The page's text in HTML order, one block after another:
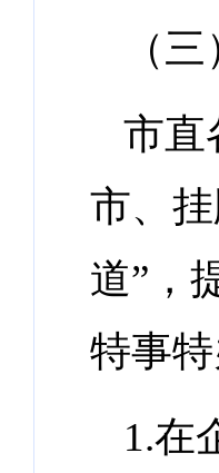
（
市直
市、
道”，
特事
1.在